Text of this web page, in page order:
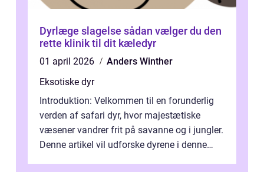
Dyrlæge slagelse sådan vælger du den
rette klinik til dit kæledyr
01 april 2026
Anders Winther
Eksotiske dyr
Introduktion: Velkommen til en forunderlig
verden af safari dyr, hvor majestætiske
væsener vandrer frit på savanne og i jungler.
Denne artikel vil udforske dyrene i denne